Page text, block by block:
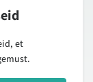
ning
et